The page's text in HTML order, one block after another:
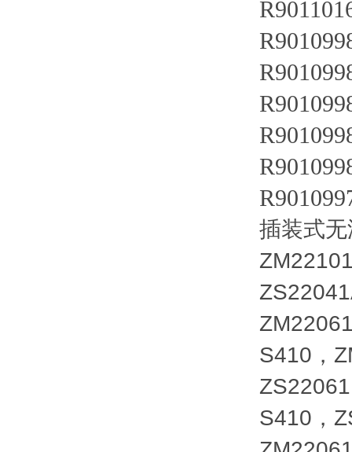
插装式
S410，
S410，